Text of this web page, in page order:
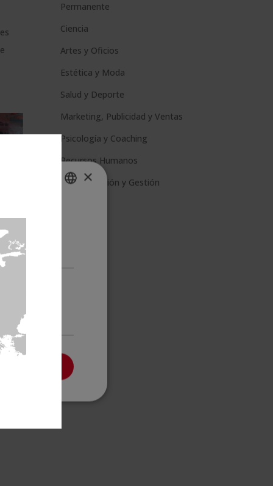
Permanente
Ciencia
Artes y Oficios
Estética y Moda
Salud y Deporte
Marketing, Publicidad y Ventas
Psicología y Coaching
Recursos Humanos
Administración y Gestión
×
sitio web,